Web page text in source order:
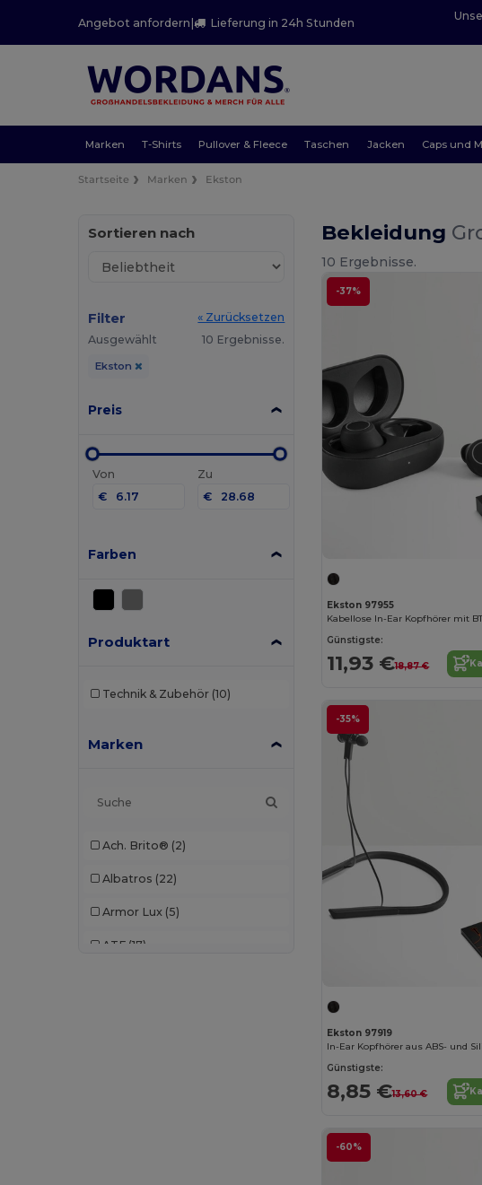
Angebot anfordern| Lieferung in 24h Stunden
Marken T-Shirts Pullover & Fleece Taschen Jacken Caps und
Startseite Marken Ekston
Sortieren nach
Filter
« Zurücksetzen
Ausgewählt
10 Ergebnisse.
Ekston
Preis
Von
€
Zu
€
Farben
Produktart
Technik & Zubehör (10)
Marken
Ach. Brito® (2)
Albatros (22)
Armor Lux (5)
ATF (17)
Bekleidung
10 Ergebnisse.
-37%
Ekston 97955
Günstigste:
11,93 €18,87 €
-35%
Ekston 97919
Günstigste:
8,85 €13,60 €
-60%